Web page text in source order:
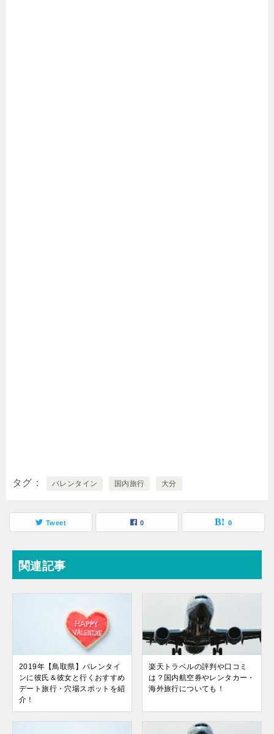
タグ バレンタイン 国内旅行 大分
Tweet 0 0
関連記事
2019年【鳥取県】バレンタイ
ンに彼氏＆彼女と行くおすすめ
デート旅行・穴場スポットを紹
介！
楽天トラベルの評判や口コミ
は？国内航空券やレンタカー・
海外旅行についても！